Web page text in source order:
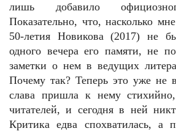
лишь добавило
Показательно, что, насколько
50-летия Новикова (2017) не
одного вечера его памяти, не
заметки о нем в ведущих
Почему так? Теперь это уже не
слава пришла к нему
читателей, и сегодня в ней
Критика едва спохватилась, а